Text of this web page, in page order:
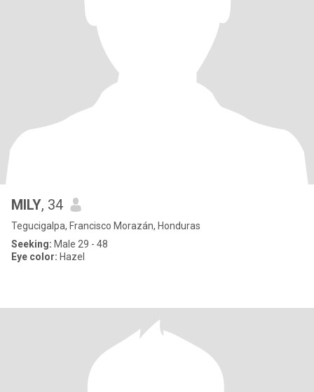
MILY, 34
Tegucigalpa, Francisco Morazán, Honduras
Seeking: Male 29 - 48
Eye color: Hazel